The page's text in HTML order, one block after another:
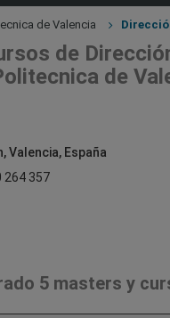
de Valencia
de
de
Valencia, España
264 357
5 masters y